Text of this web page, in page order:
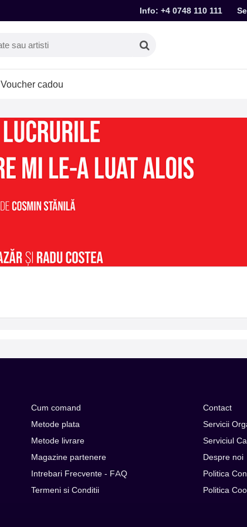
Info: +4 0748 110 111
Voucher cadou
Cum comand
Metode plata
Metode livrare
Magazine partenere
Intrebari Frecvente - FAQ
Termeni si Conditii
Contact
Servicii
Serviciul
Despre noi
Politica
Politica